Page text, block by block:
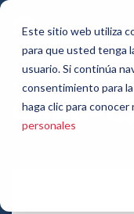
Este sitio web utiliza
para que usted tenga
usuario. Si continúa
consentimiento para
haga clic para conocer
personales
Emolientes,
Coco-